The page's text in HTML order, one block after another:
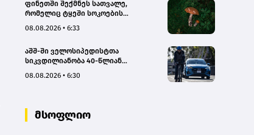
გადაფარავს ამ დანაშაულს, ეს იყო
დანაშაული ჩვენი სახელმწიფოს
წინაშე - კობახიძე
ფინეთში შექმნეს სათვალე,
რომელიც ტყეში სოკოების
08.08.2026 • 6:33
აშშ-ში ველოსიპედისტთა
სიკვდილიანობა 40-წლიან
08.08.2026 • 6:30
მსოფლიო